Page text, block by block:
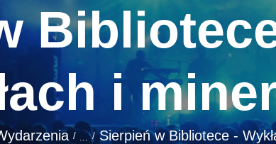
i
... Sierpień w Bibliotece -